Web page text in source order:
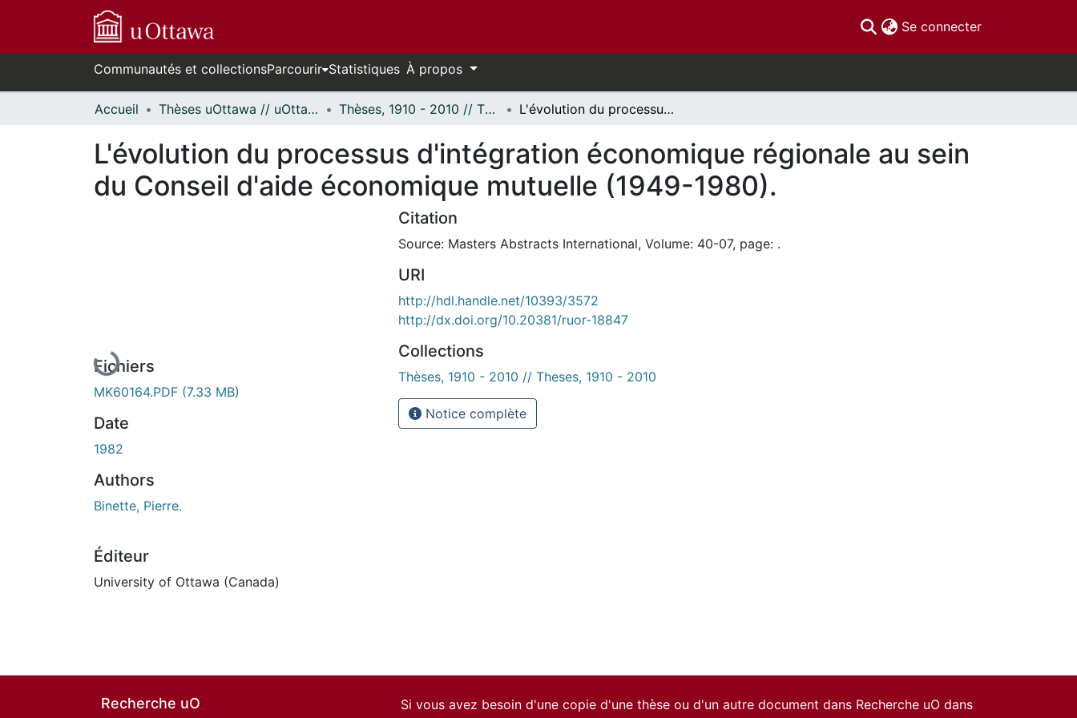
Se connecter(current)
Communautés et collectionsParcourir Statistiques À propos
Accueil Thèses uOttawa // uOttawa Theses Thèses, 1910 - 2010 // Theses, 1910 - 2010 L'évolution du processus d'intégration économique régionale au sein du Conseil d'aide économique mutuelle (1949-1980).
L'évolution du processus d'intégration économique régionale au sein
du Conseil d'aide économique mutuelle (1949-1980).
En cours de chargement...
Fichiers
MK60164.PDF (7.33 MB)
Date
1982
Authors
Binette, Pierre.
Éditeur
University of Ottawa (Canada)
Citation
Source: Masters Abstracts International, Volume: 40-07, page: .
URI
http://hdl.handle.net/10393/3572
http://dx.doi.org/10.20381/ruor-18847
Collections
Thèses, 1910 - 2010 // Theses, 1910 - 2010
Notice complète
Recherche uO
Si vous avez besoin d'une copie d'une thèse ou d'un autre document dans Recherche uO dans